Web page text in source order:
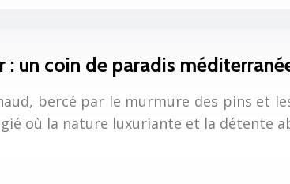
: un coin de paradis
bercé par le murmure des pins et
où la nature luxuriante et la détente